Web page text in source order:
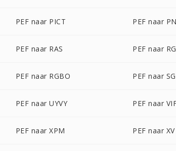
PEF naar PICT PEF naar
PEF naar RAS PEF naar
PEF naar RGBO PEF naar
PEF naar UYVY PEF naar
PEF naar XPM PEF naar XV